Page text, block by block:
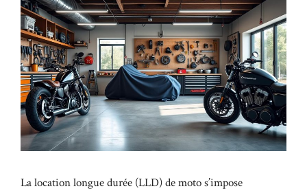
La location longue durée (LLD) de moto s’impose